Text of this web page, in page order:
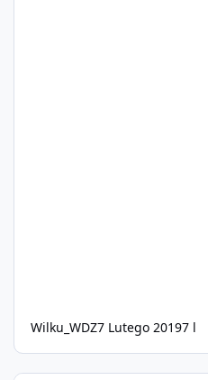
Wilku_WDZ7 Lutego 20197 l